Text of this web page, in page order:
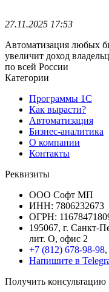
27.11.2025 17:53
Автоматизация любых
увеличит доход
по всей России
Категории
Программы 1С
Как вырасти?
Автоматизация
Бизнес-аналитика
О компании
Контакты
Реквизиты
ООО Софт МП
ИНН: 7806232673
ОГРН:
195067, г. Санкт-
лит. О, офис 2
+7 (812) 678-98-98
Напишите в
Получить консультацию